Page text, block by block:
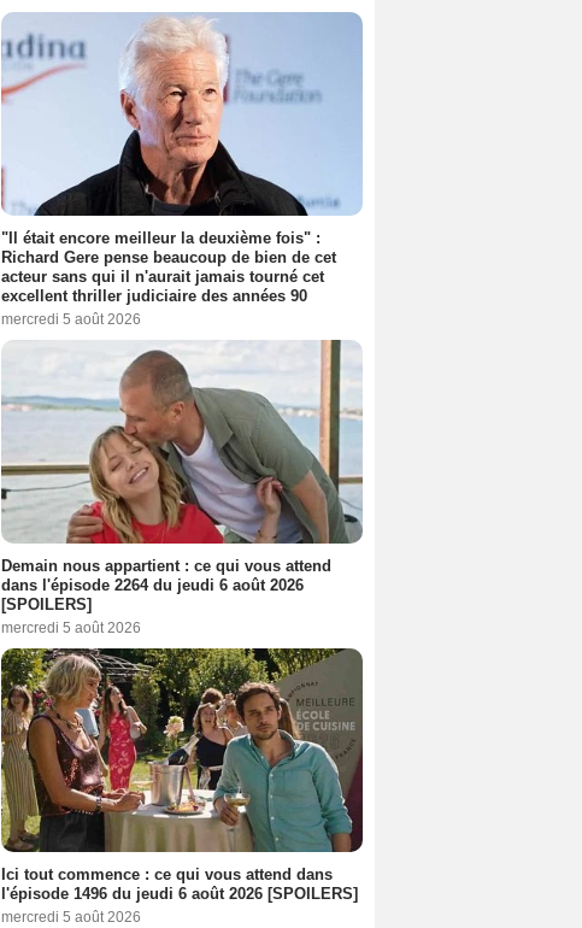
"Il était encore meilleur la deuxième fois" :
Richard Gere pense beaucoup de bien de cet
acteur sans qui il n'aurait jamais tourné cet
excellent thriller judiciaire des années 90
mercredi 5 août 2026
Demain nous appartient : ce qui vous attend
dans l'épisode 2264 du jeudi 6 août 2026
[SPOILERS]
mercredi 5 août 2026
Ici tout commence : ce qui vous attend dans
l'épisode 1496 du jeudi 6 août 2026 [SPOILERS]
mercredi 5 août 2026